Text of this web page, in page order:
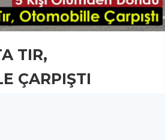
TIR,
ÇARPIŞTI